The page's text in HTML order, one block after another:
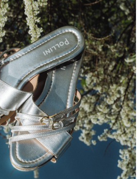
class, the Echos mule in silver is...